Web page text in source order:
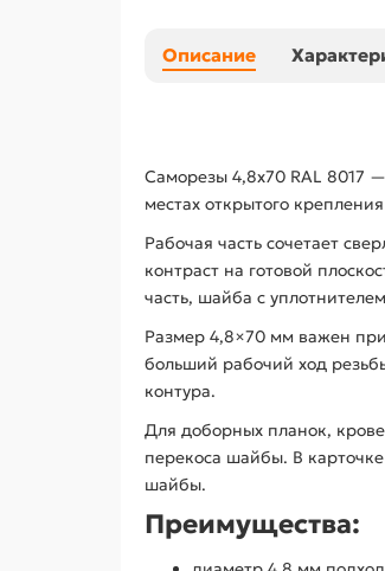
Описание
Саморезы 4,8х70 RAL 8017
местах открытого
Рабочая часть сочетает
контраст на готовой
часть, шайба с
Размер 4,8×70 мм важен
больший рабочий ход
контура.
Для доборных планок,
перекоса шайбы. В
шайбы.
Преимущества: